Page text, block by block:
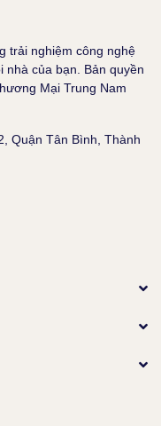
trải nghiệm công nghệ
nhà của bạn. Bản quyền
Mại Trung Nam
Quận Tân Bình, Thành